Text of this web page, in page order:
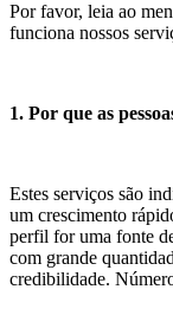
Por favor, leia ao
funciona nossos
1. Por que as
Estes serviços são
um crescimento
perfil for uma fonte
com grande
credibilidade.